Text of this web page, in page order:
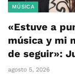
MÚSICA
«Estuve a
música y mi
de seguir»:
agosto 5, 2026